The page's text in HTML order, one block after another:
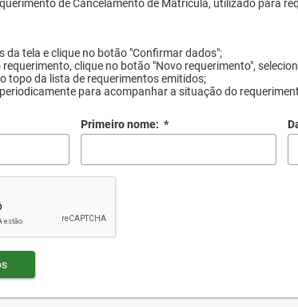
de Cancelamento de Matrícula, utilizado para
da tela e clique no botão "Confirmar dados";
clique no botão "Novo requerimento",
topo da lista de requerimentos emitidos;
para acompanhar a situação do
Primeiro nome: *